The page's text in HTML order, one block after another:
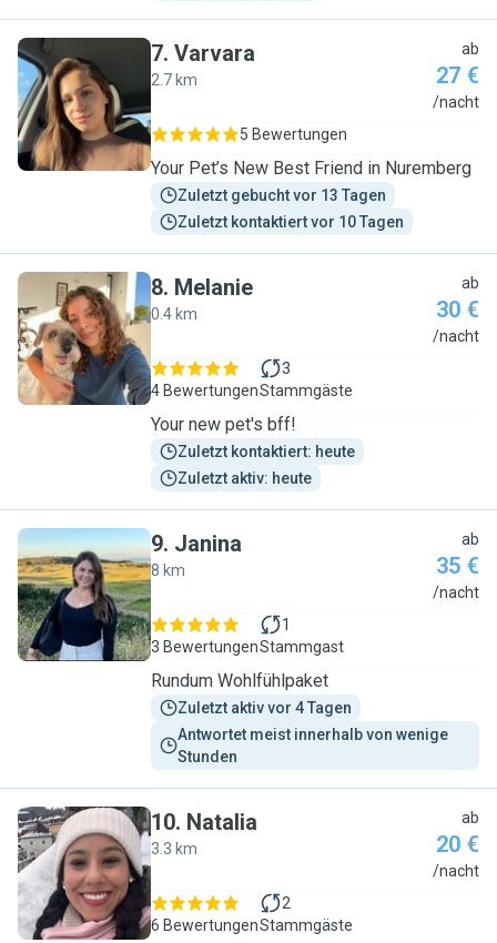
V
7. Varvara
2.7 km
ab
27 €
/nacht
5 Bewertungen
Your Pet’s New Best Friend in Nuremberg
Zuletzt gebucht vor 13 Tagen
Zuletzt kontaktiert vor 10 Tagen
M
8. Melanie
0.4 km
ab
30 €
/nacht
4 Bewertungen
3
Stammgäste
Your new pet's bff!
Zuletzt kontaktiert: heute
Zuletzt aktiv: heute
J
9. Janina
8 km
ab
35 €
/nacht
3 Bewertungen
1
Stammgast
Rundum Wohlfühlpaket
Zuletzt aktiv vor 4 Tagen
Antwortet meist innerhalb von wenige
Stunden
N
10. Natalia
3.3 km
ab
20 €
/nacht
6 Bewertungen
2
Stammgäste